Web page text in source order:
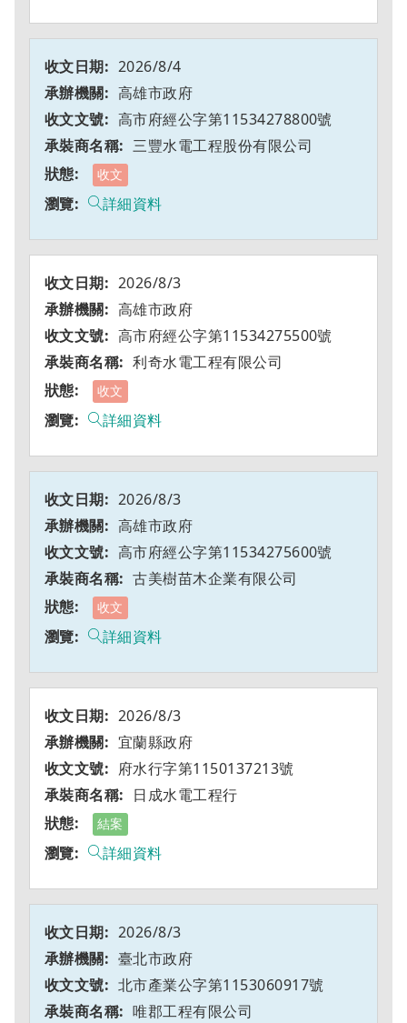
2026/8/4
高雄市政府
高市府經公字第11534278800號
三豐水電工程股份有限公司
收文
詳細資料
2026/8/3
高雄市政府
高市府經公字第11534275500號
利奇水電工程有限公司
收文
詳細資料
2026/8/3
高雄市政府
高市府經公字第11534275600號
古美樹苗木企業有限公司
收文
詳細資料
2026/8/3
宜蘭縣政府
府水行字第1150137213號
日成水電工程行
結案
詳細資料
2026/8/3
臺北市政府
北市產業公字第1153060917號
唯郡工程有限公司